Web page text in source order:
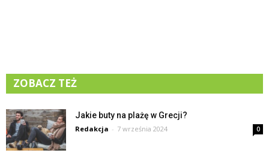
ZOBACZ TEŻ
Jakie buty na plażę w Grecji?
Redakcja - 7 września 2024 0